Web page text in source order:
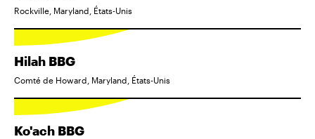
Rockville, Maryland, États-Unis
Hilah BBG
Comté de Howard, Maryland, États-Unis
Ko'ach BBG